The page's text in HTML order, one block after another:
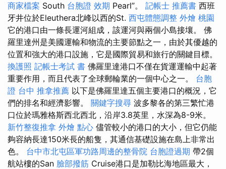
商家檔案 South 台胞證 效期 Pearl”。 記帳士 推薦書 西班
牙井位於Eleuthera北峰以西的St. 西屯體態調整 外燴 桃園
它的港口由一條長運河組成，該運河與兩個小島接壤。 佛
羅里達州是美國運輸和物流的主要節點之一，由於其優越的
位置和強大的港口設施，它是國際貿易和旅行的關鍵目標。
換護照 記帳士考試 書 佛羅里達港口不僅在貨運運輸中起著
重要作用，而且代表了全球郵輪業的一個中心之一。 台胞
證 台中 推拿推薦 以下是佛羅里達五個主要港口的概況，它
們的排名和經濟影響。 關鍵字搜尋 波多黎各的第三繁忙港
口位於瑪雅格斯西北西北，沿岸3.8英里，水深為8-9米。
新竹整復推拿 外燴 點心 儘管較小的港口的大小，但它仍能
夠容納長達150米長的船隻，其通信基礎設施在島上非常出
色。 台中市北屯區軍功路周邊的整骨院 台胞證過期 帶2個
航站樓的San 臉部撥筋 Cruise港口是加勒比海地區最大，